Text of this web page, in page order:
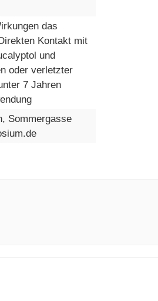
das
Kontakt mit
und
oder verletzter
7 Jahren
Sommergasse